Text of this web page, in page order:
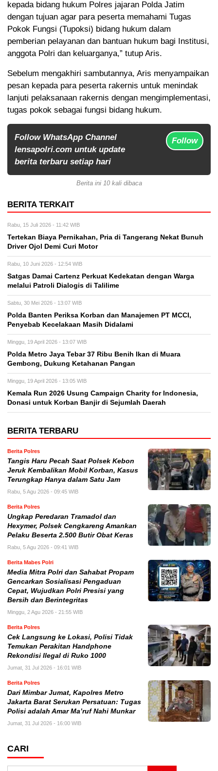
kepada bidang hukum Polres jajaran Polda Jatim
dengan tujuan agar para peserta memahami Tugas
Pokok Fungsi (Tupoksi) bidang hukum dalam
pemberian pelayanan dan bantuan hukum bagi Institusi,
anggota Polri dan keluarganya,” tutup Aris.
Sebelum mengakhiri sambutannya, Aris menyampaikan
pesan kepada para peserta rakernis untuk menindak
lanjuti pelaksanaan rakernis dengan mengimplementasi,
tugas pokok sebagai fungsi bidang hukum.
Follow WhatsApp Channel
lensapolri.com untuk update
berita terbaru setiap hari
Follow
Berita ini 10 kali dibaca
BERITA TERKAIT
Rabu, 15 Juli 2026 - 11:42 WIB
Tertekan Biaya Pernikahan, Pria di Tangerang Nekat Bunuh
Driver Ojol Demi Curi Motor
Rabu, 10 Juni 2026 - 12:54 WIB
Satgas Damai Cartenz Perkuat Kedekatan dengan Warga
melalui Patroli Dialogis di Talilime
Sabtu, 30 Mei 2026 - 13:07 WIB
Polda Banten Periksa Korban dan Manajemen PT MCCI,
Penyebab Kecelakaan Masih Didalami
Minggu, 19 April 2026 - 13:07 WIB
Polda Metro Jaya Tebar 37 Ribu Benih Ikan di Muara
Gembong, Dukung Ketahanan Pangan
Minggu, 19 April 2026 - 13:05 WIB
Kemala Run 2026 Usung Campaign Charity for Indonesia,
Donasi untuk Korban Banjir di Sejumlah Daerah
BERITA TERBARU
Berita Polres
Tangis Haru Pecah Saat Polsek Kebon
Jeruk Kembalikan Mobil Korban, Kasus
Terungkap Hanya dalam Satu Jam
Rabu, 5 Agu 2026 - 09:45 WIB
Berita Polres
Ungkap Peredaran Tramadol dan
Hexymer, Polsek Cengkareng Amankan
Pelaku Beserta 2.500 Butir Obat Keras
Rabu, 5 Agu 2026 - 09:41 WIB
Berita Mabes Polri
Media Mitra Polri dan Sahabat Propam
Gencarkan Sosialisasi Pengaduan
Cepat, Wujudkan Polri Presisi yang
Bersih dan Berintegritas
Minggu, 2 Agu 2026 - 21:55 WIB
Berita Polres
Cek Langsung ke Lokasi, Polisi Tidak
Temukan Perakitan Handphone
Rekondisi Ilegal di Ruko 1000
Jumat, 31 Jul 2026 - 16:01 WIB
Berita Polres
Dari Mimbar Jumat, Kapolres Metro
Jakarta Barat Serukan Persatuan: Tugas
Polisi adalah Amar Ma’ruf Nahi Munkar
Jumat, 31 Jul 2026 - 16:00 WIB
CARI